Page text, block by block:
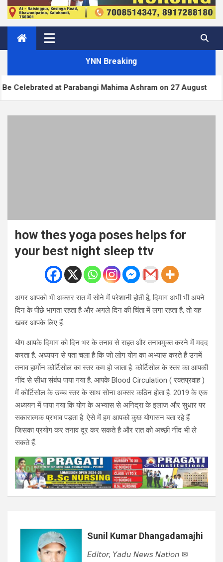
YNN Breaking
Mahima Ashram on 27 August
how thes yoga poses helps for
your best night sleep ttv
अगर आपको भी अक्सर रात में सोने में परेशानी होती है, दिमाग अभी भी अपने
दिन के पीछे भागता रहता है और अगले दिन की चिंता में लगा रहता है, तो यह
खबर आपके लिए हैं.
योग आपके दिमाग को दिन भर के तनाव से राहत और तनावमुक्त करने में मदद
करता है. अध्ययन से पता चला है कि जो लोग योग का अभ्यास करते हैं उनमें
तनाव हार्मोन कोर्टिसोल का स्तर कम हो जाता है. कोर्टिसोल के स्तर का आपकी
नींद से सीधा संबंध पाया गया है. आपके Blood Circulation ( रक्तप्रवाह )
में कोर्टिसोल के उच्च स्तर के साथ सोना अक्सर कठिन होता है. 2019 के एक
अध्ययन में पाया गया कि योग के अभ्यास से अनिद्रा के इलाज और सुधार पर
सकारात्मक प्रभाव पड़ता है. ऐसे में हम आपको कुछ योगासन बता रहे हैं
जिसका प्रयोग कर तनाव दूर कर सकते है और रात को अच्छी नींद भी ले
सकते हैं.
Sunil Kumar Dhangadamajhi
𝘌𝘥𝘪𝘵𝘰𝘳, 𝘠𝘢𝘥𝘶 𝘕𝘦𝘸𝘴 𝘕𝘢𝘵𝘪𝘰𝘯 ✉